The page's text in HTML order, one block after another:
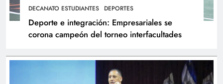
DECANATO ESTUDIANTES DEPORTES
Deporte e integración: Empresariales se
corona campeón del torneo interfacultades